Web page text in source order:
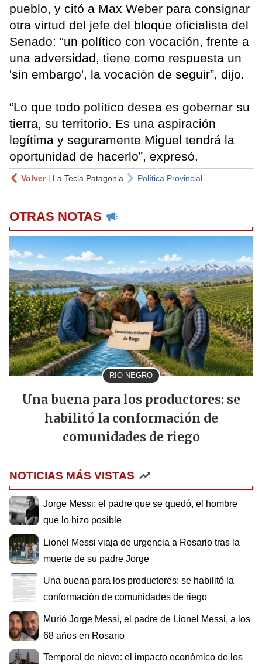
pueblo, y citó a Max Weber para consignar
otra virtud del jefe del bloque oficialista del
Senado: “un político con vocación, frente a
una adversidad, tiene como respuesta un
'sin embargo', la vocación de seguir”, dijo.
“Lo que todo político desea es gobernar su
tierra, su territorio. Es una aspiración
legítima y seguramente Miguel tendrá la
oportunidad de hacerlo”, expresó.
Volver| La Tecla Patagonia Política Provincial
OTRAS NOTAS
RIO NEGRO
Una buena para los productores: se
habilitó la conformación de
comunidades de riego
NOTICIAS MÁS VISTAS
Jorge Messi: el padre que se quedó, el hombre
que lo hizo posible
Lionel Messi viaja de urgencia a Rosario tras la
muerte de su padre Jorge
Una buena para los productores: se habilitó la
conformación de comunidades de riego
Murió Jorge Messi, el padre de Lionel Messi, a los
68 años en Rosario
Temporal de nieve: el impacto económico de los